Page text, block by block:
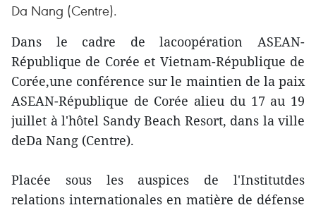
Da Nang (Centre).
Dans le cadre de lacoopération ASEAN-
République de Corée et Vietnam-République de
Corée,une conférence sur le maintien de la paix
ASEAN-République de Corée alieu du 17 au 19
juillet à l'hôtel Sandy Beach Resort, dans la ville
deDa Nang (Centre).
Placée sous les auspices de l'Institutdes
relations internationales en matière de défense